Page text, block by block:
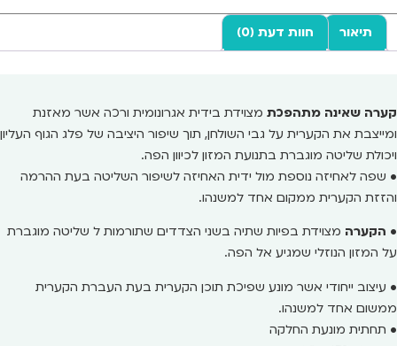
תיאור חוות דעת (0)
קערה שאינה מתהפכת מצוידת בידית אגרונומית ורכה אשר מאזנת
ומייצבת את הקערית על גבי השולחן, תוך שיפור היציבה של פלג הגוף העליון
ויכולת שליטה מוגברת בתנועת המזון לכיוון הפה.
• שפה לאחיזה נוספת מול ידית האחיזה לשיפור השליטה בעת ההרמה
והזזת הקערית ממקום אחד למשנהו.
• הקערה מצוידת בפיות שתיה בשני הצדדים שתורמות ל שליטה מוגברת
על המזון הנוזלי שמגיע אל הפה.
• עיצוב ייחודי אשר מונע שפיכת תוכן הקערית בעת העברת הקערית
ממשום אחד למשנהו.
• תחתית מונעת החלקה